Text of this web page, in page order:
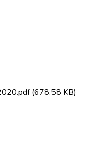
(678.58 KB)